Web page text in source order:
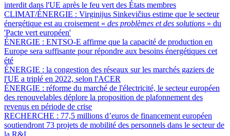
interdit dans l'UE après le feu vert des États membres
CLIMAT/ÉNERGIE : Virginijus Sinkevičius estime que le secteur
énergétique est au croisement « des problèmes et des solutions » du
'Pacte vert européen'
ÉNERGIE : ENTSO-E affirme que la capacité de production en
Europe sera suffisante pour répondre aux besoins énergétiques cet
été
ÉNERGIE : la congestion des réseaux sur les marchés gaziers de
l'UE a triplé en 2022, selon l'ACER
ÉNERGIE : réforme du marché de l'électricité, le secteur européen
des renouvelables déplore la proposition de plafonnement des
revenus en période de crise
RECHERCHE : 77,5 millions d’euros de financement européen
soutiendront 73 projets de mobilité des personnels dans le secteur de
la R&I